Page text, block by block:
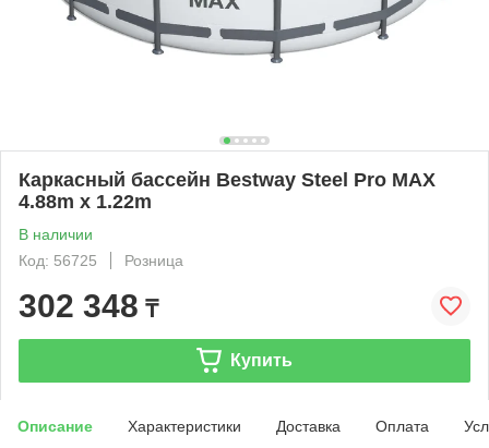
Каркасный бассейн Bestway Steel Pro MAX
4.88m x 1.22m
В наличии
Код: 56725
Розница
302 348 ₸
Купить
Описание Характеристики Доставка Оплата